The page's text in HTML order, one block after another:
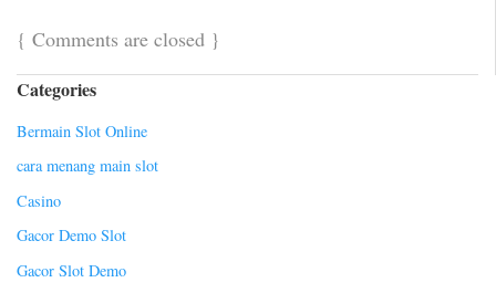
{ Comments are closed }
Categories
Bermain Slot Online
cara menang main slot
Casino
Gacor Demo Slot
Gacor Slot Demo